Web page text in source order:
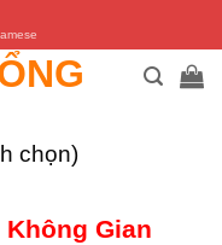
chọn)
Không Gian